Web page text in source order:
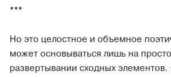
***
Но это целостное и объемное
может основываться лишь на
развертывании сходных